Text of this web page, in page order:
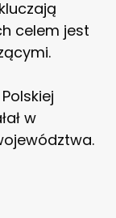
celem jest
w